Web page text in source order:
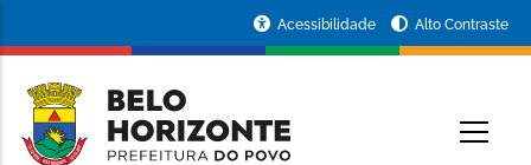
conteúdo
principal
da
Prefeitura
Acessibilidade Alto Contraste